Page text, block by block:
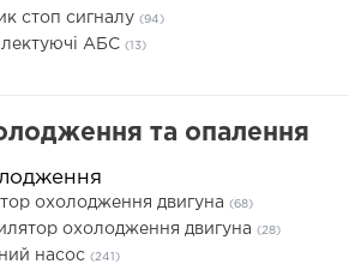
стоп сигналу (94)
АБС (13)
та опалення
охолодження двигуна (68)
охолодження двигуна (28)
насос (241)